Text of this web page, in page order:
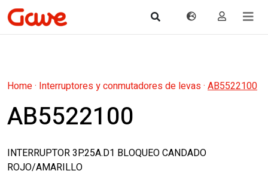
Home· Interruptores y conmutadores de levas· AB5522100
AB5522100
INTERRUPTOR 3P.25A.D1 BLOQUEO CANDADO
ROJO/AMARILLO